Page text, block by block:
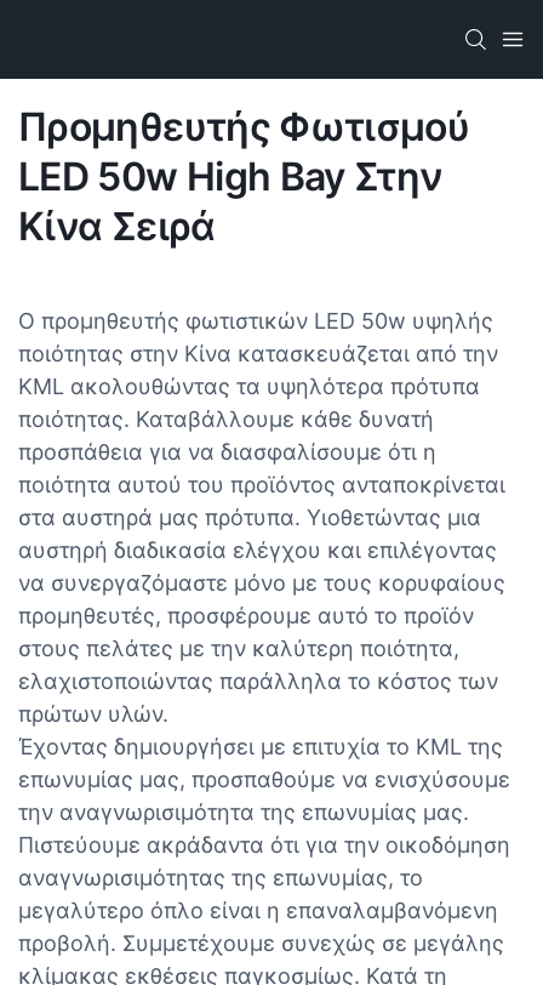
Προμηθευτής Φωτισμού
LED 50w High Bay Στην
Κίνα​ Σειρά
Ο προμηθευτής φωτιστικών LED 50w υψηλής
ποιότητας στην Κίνα κατασκευάζεται από την
KML ακολουθώντας τα υψηλότερα πρότυπα
ποιότητας. Καταβάλλουμε κάθε δυνατή
προσπάθεια για να διασφαλίσουμε ότι η
ποιότητα αυτού του προϊόντος ανταποκρίνεται
στα αυστηρά μας πρότυπα. Υιοθετώντας μια
αυστηρή διαδικασία ελέγχου και επιλέγοντας
να συνεργαζόμαστε μόνο με τους κορυφαίους
προμηθευτές, προσφέρουμε αυτό το προϊόν
στους πελάτες με την καλύτερη ποιότητα,
ελαχιστοποιώντας παράλληλα το κόστος των
πρώτων υλών.
Έχοντας δημιουργήσει με επιτυχία το KML της
επωνυμίας μας, προσπαθούμε να ενισχύσουμε
την αναγνωρισιμότητα της επωνυμίας μας.
Πιστεύουμε ακράδαντα ότι για την οικοδόμηση
αναγνωρισιμότητας της επωνυμίας, το
μεγαλύτερο όπλο είναι η επαναλαμβανόμενη
προβολή. Συμμετέχουμε συνεχώς σε μεγάλης
κλίμακας εκθέσεις παγκοσμίως. Κατά τη